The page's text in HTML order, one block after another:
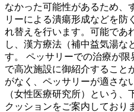
なかった可能性があるため、
リーによる潰瘍形成などを防
れ替えを行います。可能であ
し、漢方療法（補中益気湯な
す。 ペッサリーでの治療が
で高次施設に御紹介すること
がなく、ペッサリーが適さな
（女性医療研究所）という
クッションをご案内しており